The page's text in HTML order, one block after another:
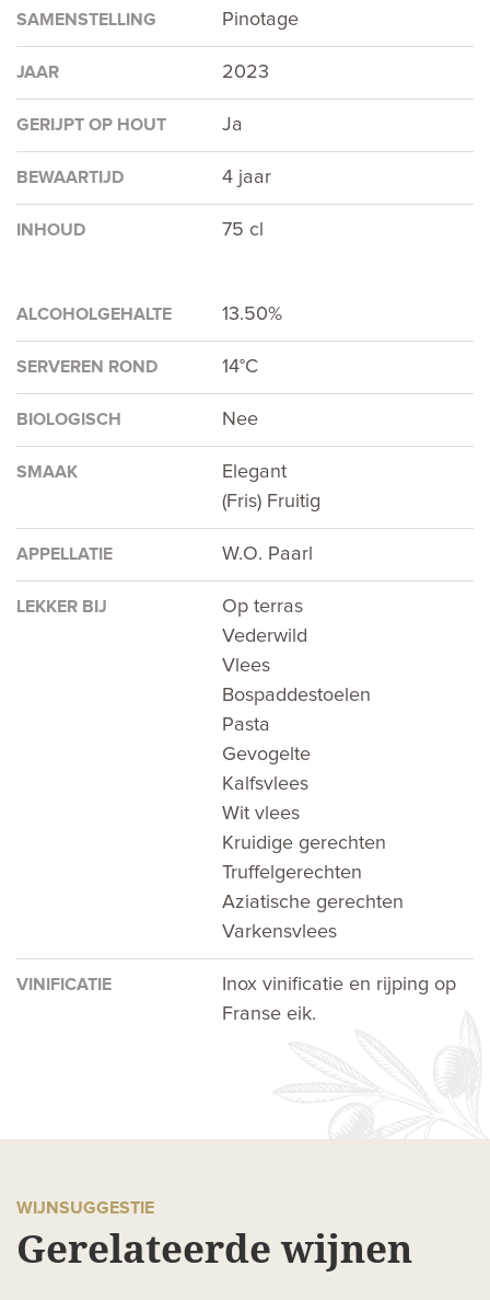
SAMENSTELLING Pinotage
JAAR 2023
GERIJPT OP HOUT Ja
BEWAARTIJD 4 jaar
INHOUD 75 cl
ALCOHOLGEHALTE 13.50%
SERVEREN ROND 14°C
BIOLOGISCH Nee
SMAAK
Elegant
(Fris) Fruitig
APPELLATIE W.O. Paarl
LEKKER BIJ
Op terras
Vederwild
Vlees
Bospaddestoelen
Pasta
Gevogelte
Kalfsvlees
Wit vlees
Kruidige gerechten
Truffelgerechten
Aziatische gerechten
Varkensvlees
VINIFICATIE
Inox vinificatie en rijping op
Franse eik.
WIJNSUGGESTIE
Gerelateerde wijnen